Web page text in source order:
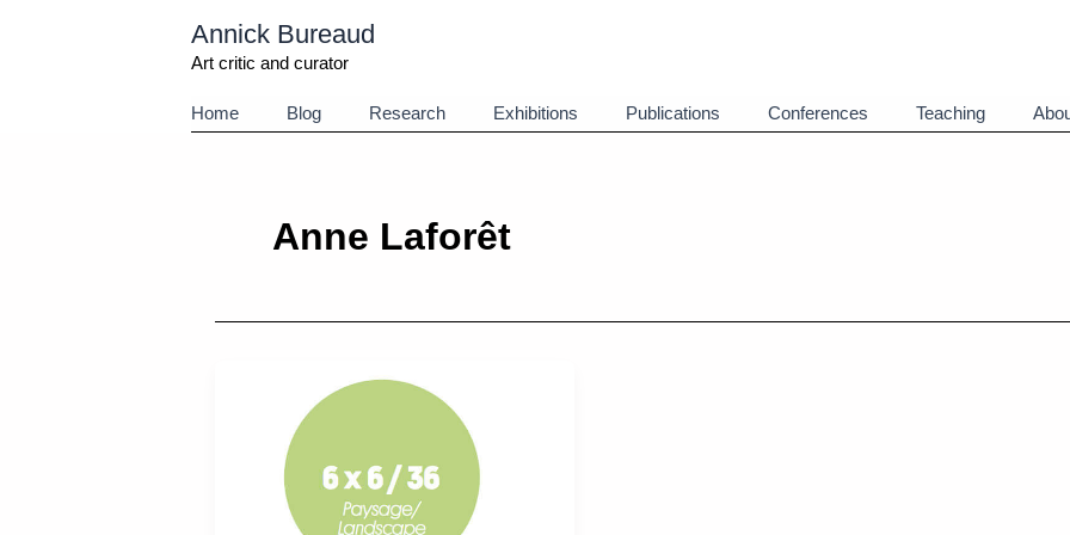
Annick Bureaud
Art critic and curator
Home Blog Research Exhibitions Publications Conferences Teaching
Anne Laforêt